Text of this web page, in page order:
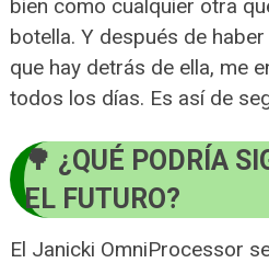
bien como cualquier otra
botella. Y después de
que hay detrás de ella, me
todos los días. Es así de
¿QUÉ PODRÍA
EL FUTURO?
El Janicki OmniProcessor